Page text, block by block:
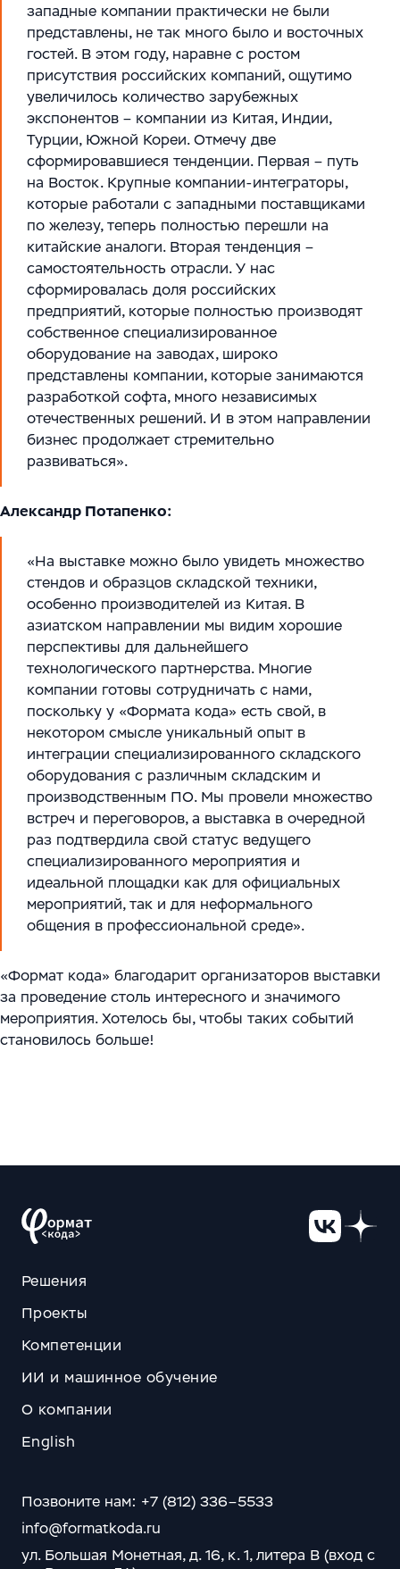
западные компании практически не были
представлены, не так много было и восточных
гостей. В этом году, наравне с ростом
присутствия российских компаний, ощутимо
увеличилось количество зарубежных
экспонентов – компании из Китая, Индии,
Турции, Южной Кореи. Отмечу две
сформировавшиеся тенденции. Первая – путь
на Восток. Крупные компании-интеграторы,
которые работали с западными поставщиками
по железу, теперь полностью перешли на
китайские аналоги. Вторая тенденция –
самостоятельность отрасли. У нас
сформировалась доля российских
предприятий, которые полностью производят
собственное специализированное
оборудование на заводах, широко
представлены компании, которые занимаются
разработкой софта, много независимых
отечественных решений. И в этом направлении
бизнес продолжает стремительно
развиваться».
Александр Потапенко:
«На выставке можно было увидеть множество
стендов и образцов складской техники,
особенно производителей из Китая. В
азиатском направлении мы видим хорошие
перспективы для дальнейшего
технологического партнерства. Многие
компании готовы сотрудничать с нами,
поскольку у «Формата кода» есть свой, в
некотором смысле уникальный опыт в
интеграции специализированного складского
оборудования с различным складским и
производственным ПО. Мы провели множество
встреч и переговоров, а выставка в очередной
раз подтвердила свой статус ведущего
специализированного мероприятия и
идеальной площадки как для официальных
мероприятий, так и для неформального
общения в профессиональной среде».
«Формат кода» благодарит организаторов выставки
за проведение столь интересного и значимого
мероприятия. Хотелось бы, чтобы таких событий
становилось больше!
Решения
Проекты
Компетенции
ИИ и машинное обучение
О компании
English
Позвоните нам: +7 (812) 336–5533
info@formatkoda.ru
ул. Большая Монетная, д. 16, к. 1, литера В (вход с